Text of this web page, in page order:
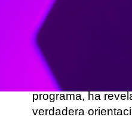
sentado junto a la
'Drag Race
su pasado, ha
quién era realmente.
Con un nudo en
programa, ha
verdadera